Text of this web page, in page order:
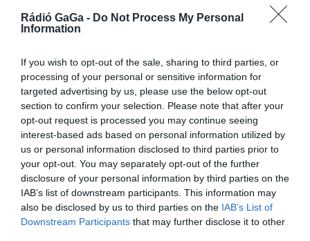
Rádió GaGa - Do Not Process My Personal
Information
If you wish to opt-out of the sale, sharing to third parties, or
processing of your personal or sensitive information for
targeted advertising by us, please use the below opt-out
section to confirm your selection. Please note that after your
opt-out request is processed you may continue seeing
interest-based ads based on personal information utilized by
us or personal information disclosed to third parties prior to
your opt-out. You may separately opt-out of the further
disclosure of your personal information by third parties on the
IAB’s list of downstream participants. This information may
also be disclosed by us to third parties on the IAB’s List of
Downstream Participants that may further disclose it to other
a szociális
elektronikus
kiosztása
program
Ez is érdekelheti
HÍRLISTA
Nincs koronavírus-fertőzött a
sepsiszentgyörgyi kórházban